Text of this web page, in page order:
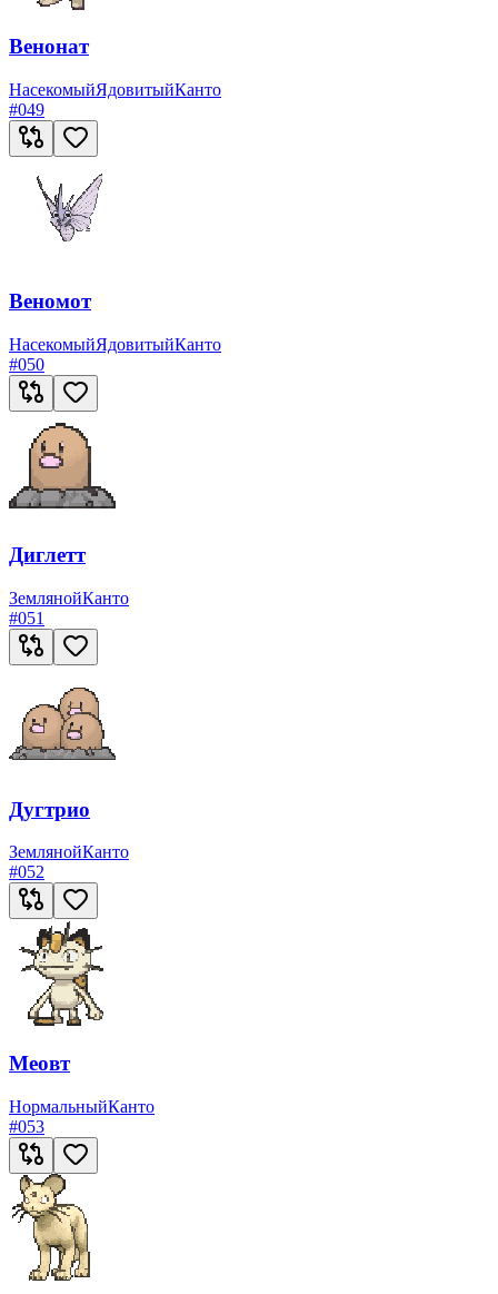
Венонат
НасекомыйЯдовитыйКанто
#049
Веномот
НасекомыйЯдовитыйКанто
#050
Диглетт
ЗемлянойКанто
#051
Дугтрио
ЗемлянойКанто
#052
Меовт
НормальныйКанто
#053